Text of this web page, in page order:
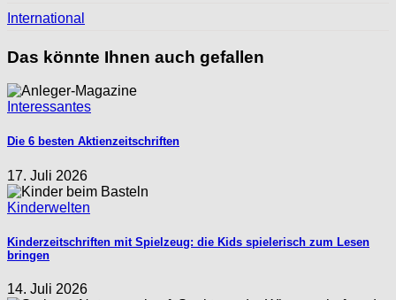
International
Das könnte Ihnen auch gefallen
Interessantes
Die 6 besten Aktienzeitschriften
17. Juli 2026
Kinderwelten
Kinderzeitschriften mit Spielzeug: die Kids spielerisch zum Lesen
bringen
14. Juli 2026